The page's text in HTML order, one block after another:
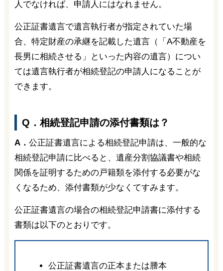
人でなければ、申請人にはなれません。
公正証書遺言で遺言執行者が指定されていた場
合、特定財産の承継を記載した遺言（「A不動産を
長男に相続させる」といった内容の遺言）につい
ては遺言執行者が相続登記の申請人になることが
できます。
Q．相続登記申請の添付書類は？
A． 公正証書遺言による相続登記申請は、一般的な
相続登記申請に比べると、遺産分割協議書や相続
関係を証明するための戸籍類を添付する必要がな
くなるため、添付書類が少なくてすみます。
公正証書遺言の場合の相続登記申請書に添付する
書類は以下のとおりです。
公正証書遺言の正本または謄本